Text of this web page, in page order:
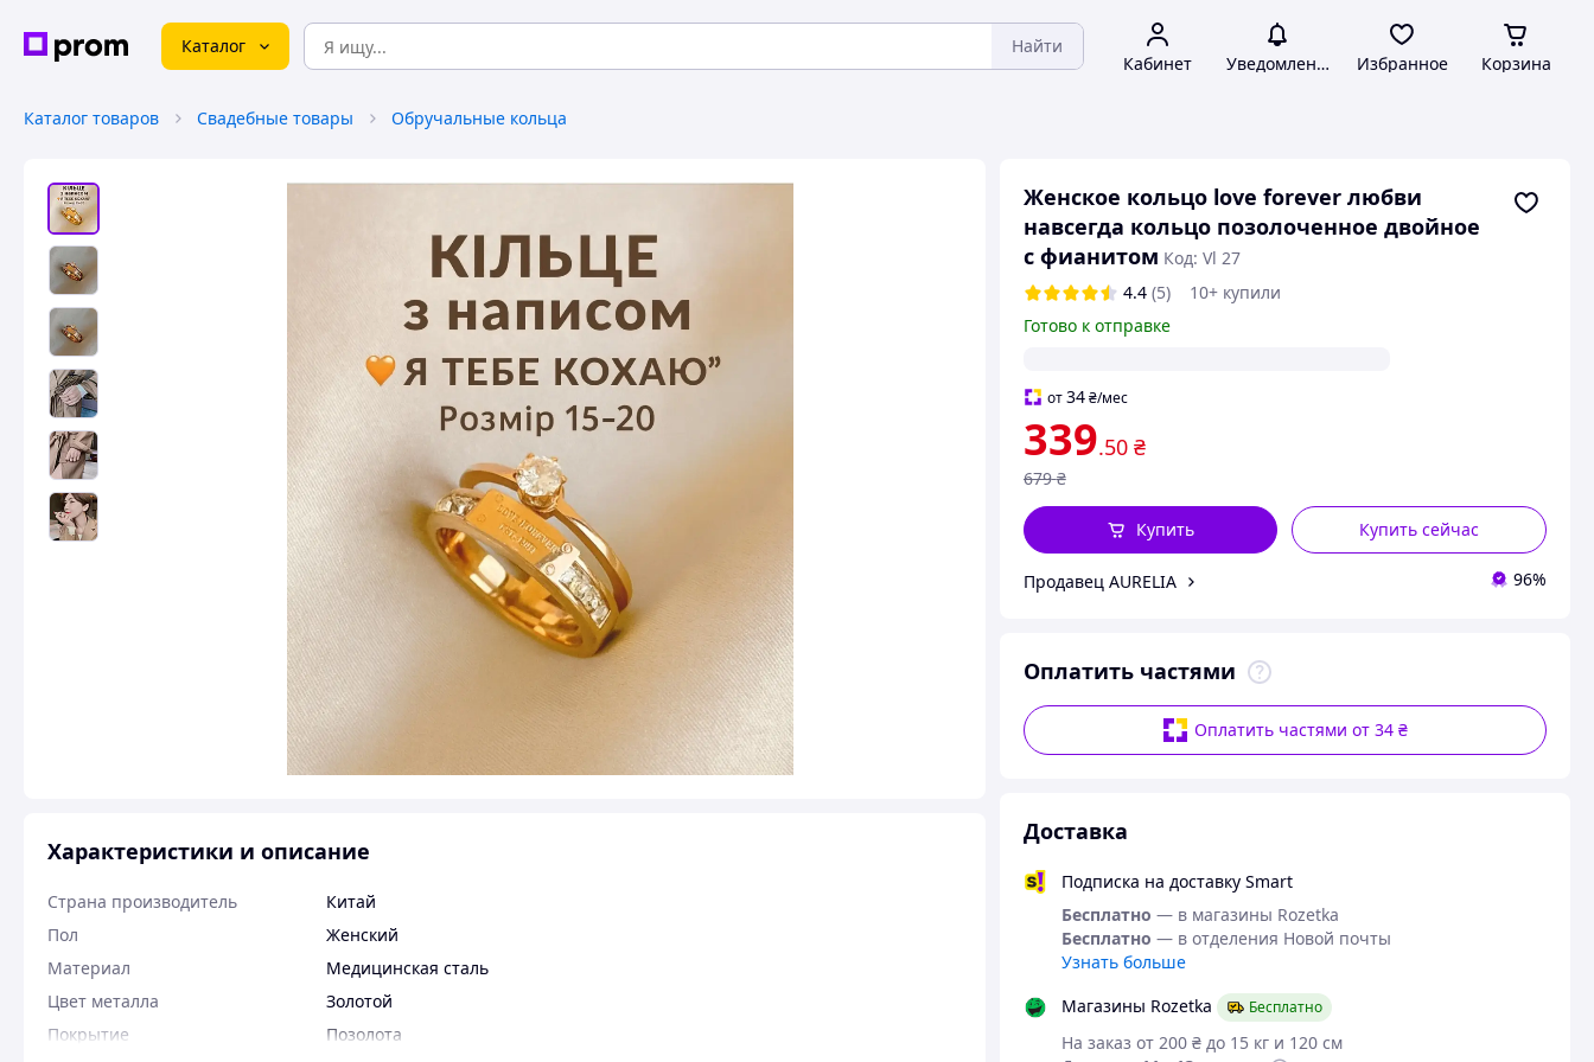
Каталог Найти
Кабинет Уведомления Избранное Корзина
Каталог товаров Свадебные товары Обручальные кольца
Женское кольцо love forever любви
навсегда кольцо позолоченное двойное
с фианитом Код: Vl 27
4.4 (5)
10+ купили
Готово к отправке
от34 ₴/мес
339.50 ₴
679 ₴
Купить сейчас
Купить
Продавец AURELIA 96%
Оплатить частями
Оплатить частями от 34 ₴
Доставка
Подписка на доставку Smart
Бесплатно — в магазины Rozetka
Бесплатно — в отделения Новой почты
Узнать больше
Магазины Rozetka
Бесплатно
На заказ от 200 ₴ до 15 кг и 120 см
Характеристики и описание
Страна производитель
Китай
Пол
Женский
Материал
Медицинская сталь
Цвет металла
Золотой
Покрытие
Позолота